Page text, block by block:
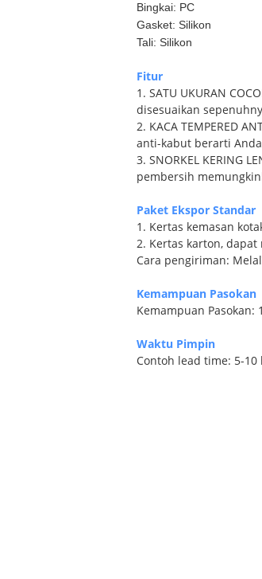
Bingkai: PC
Gasket: Silikon
Tali: Silikon
Fitur
1. SATU UKURAN
disesuaikan
2. KACA TEMPERED
anti-kabut berarti
3. SNORKEL KERING
pembersih
Paket Ekspor Standar
1. Kertas kemasan
2. Kertas karton, dapat
Cara pengiriman:
Kemampuan Pasokan
Kemampuan Pasokan:
Waktu Pimpin
Contoh lead time: 5-10